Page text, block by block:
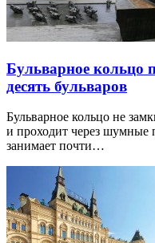
Бульварное кольцо
десять бульваров
Бульварное кольцо не
и проходит через
занимает почти…